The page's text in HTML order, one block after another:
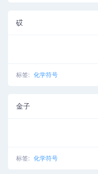
砹
标签: 化学符号
金子
标签: 化学符号